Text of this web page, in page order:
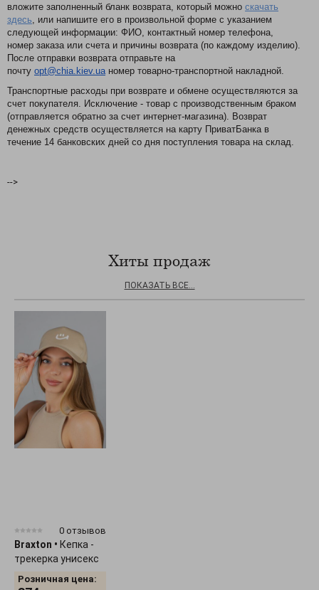
вложите заполненный бланк возврата, который можно скачать
здесь, или напишите его в произвольной форме с указанием
следующей информации: ФИО, контактный номер телефона,
номер заказа или счета и причины возврата (по каждому изделию).
После отправки возврата отправьте на
почту opt@chia.kiev.uaномер товарно-транспортной накладной.
Транспортные расходы при возврате и обмене осуществляются за
счет покупателя. Исключение - товар с производственным браком
(отправляется обратно за счет интернет-магазина). Возврат
денежных средств осуществляется на карту ПриватБанка в
течение 14 банковских дней со дня поступления товара на склад.
-->
Хиты продаж
ПОКАЗАТЬ ВСЕ...
0 отзывов
Braxton • Кепка -
трекерка унисекс
Розничная цена: